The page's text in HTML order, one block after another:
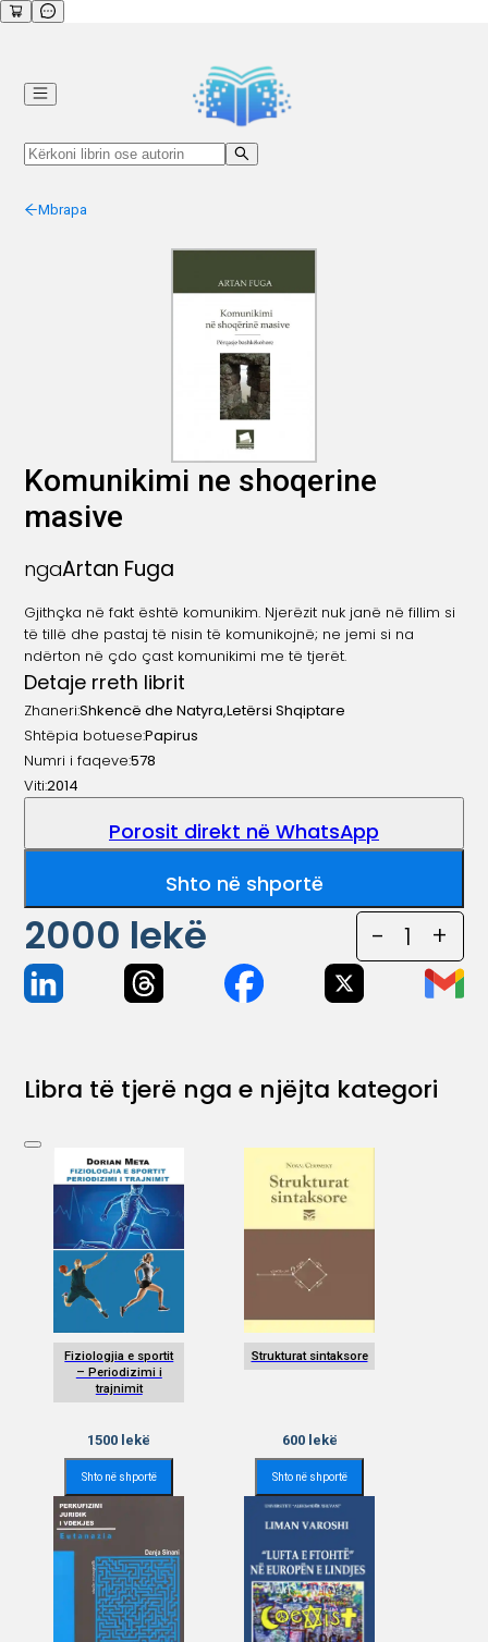
Mbrapa
Komunikimi ne shoqerine
masive
ngaArtan Fuga
Gjithçka në fakt është komunikim. Njerëzit nuk janë në fillim si
të tillë dhe pastaj të nisin të komunikojnë; ne jemi si na
ndërton në çdo çast komunikimi me të tjerët.
Detaje rreth librit
Zhaneri:Shkencë dhe Natyra,Letërsi Shqiptare
Shtëpia botuese:Papirus
Numri i faqeve:578
Viti:2014
Porosit direkt në WhatsApp
Shto në shportë
2000 lekë - 1 +
Libra të tjerë nga e njëjta kategori
Fiziologjia e sportit
– Periodizimi i
trajnimit
1500 lekë
Shto në shportë
Strukturat sintaksore
600lekë
Shto në shportë